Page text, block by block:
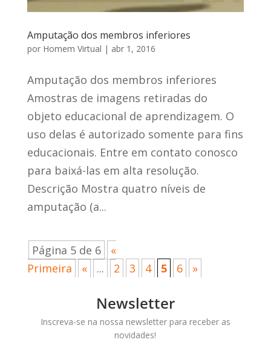
Amputação dos membros inferiores
por Homem Virtual | abr 1, 2016
Amputação dos membros inferiores
Amostras de imagens retiradas do
objeto educacional de aprendizagem. O
uso delas é autorizado somente para fins
educacionais. Entre em contato conosco
para baixá-las em alta resolução.
Descrição Mostra quatro níveis de
amputação (a...
Página 5 de 6
«
Primeira
« ... 2 3 4 5 6 »
Newsletter
Inscreva-se na nossa newsletter para receber as
novidades!